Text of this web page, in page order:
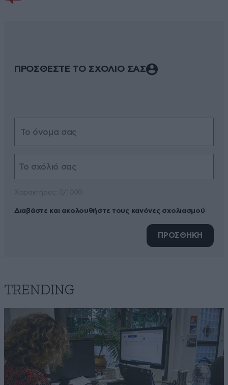
ΠΡΟΣΘΕΣΤΕ ΤΟ ΣΧΟΛΙΟ ΣΑΣ
Διαβάστε και ακολουθήστε τους κανόνες σχολιασμού
ΠΡΟΣΘΗΚΗ
TRENDING